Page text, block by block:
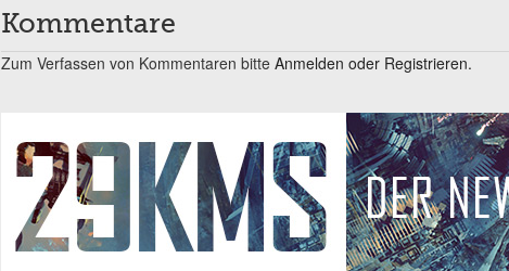
Kommentare
Zum Verfassen von Kommentaren bitte Anmelden oder Registrieren.